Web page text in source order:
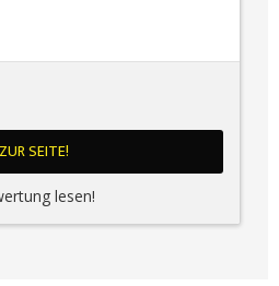
ZUR SEITE!
lesen!